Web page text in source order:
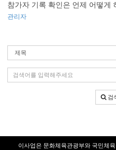
참가자 기록 확인은 언제 어떻게
관리자
색
조
색
어
입
검
이사업은 문화체육관광부와 국민체